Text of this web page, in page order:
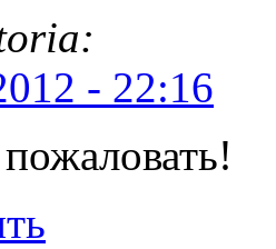
- 22:16